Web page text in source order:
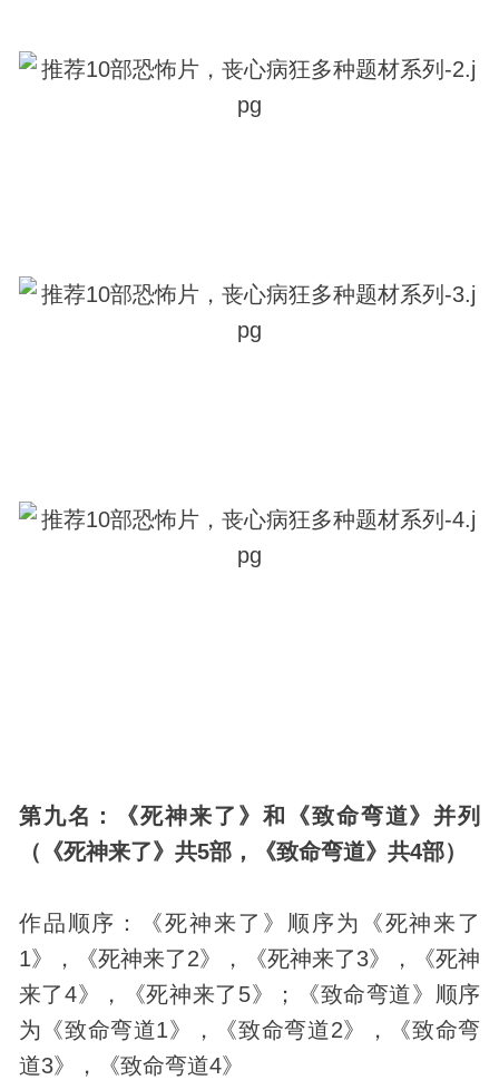
第九名：《死神来了》和《致命弯道》并列
（《死神来了》共5部，《致命弯道》共4部）
作品顺序：《死神来了》顺序为《死神来了
1》，《死神来了2》，《死神来了3》，《死神
来了4》，《死神来了5》；《致命弯道》顺序
为《致命弯道1》，《致命弯道2》，《致命弯
道3》，《致命弯道4》